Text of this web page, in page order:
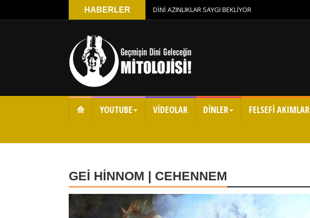
HABERLER DİNİ AZINLIKLAR SAYGI BEKLİYOR
⟰ YOUTUBE VİDEOLAR DİNLER FELSEFİ AKIMLAR
GEİ HİNNOM | CEHENNEM